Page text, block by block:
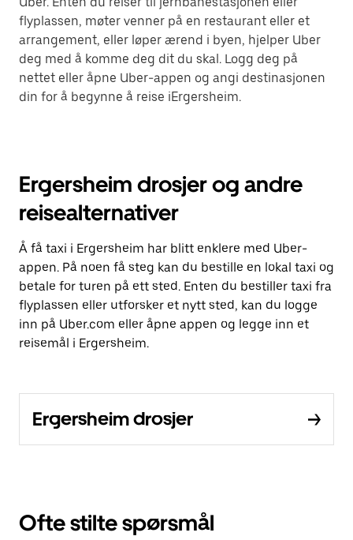
flyplassen, møter venner på en restaurant eller et
arrangement, eller løper ærend i byen, hjelper Uber
deg med å komme deg dit du skal. Logg deg på
nettet eller åpne Uber-appen og angi destinasjonen
din for å begynne å reise iErgersheim.
Ergersheim drosjer og andre
reisealternativer
Å få taxi i Ergersheim har blitt enklere med Uber-
appen. På noen få steg kan du bestille en lokal taxi og
betale for turen på ett sted. Enten du bestiller taxi fra
flyplassen eller utforsker et nytt sted, kan du logge
inn på Uber.com eller åpne appen og legge inn et
reisemål i Ergersheim.
Ergersheim drosjer
Ofte stilte spørsmål